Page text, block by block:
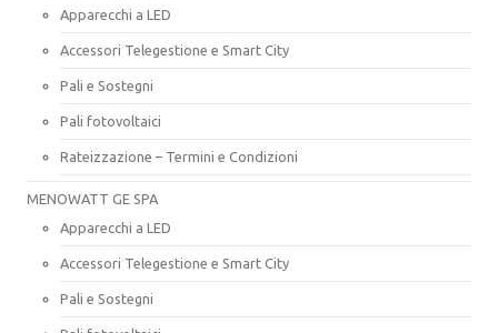
Apparecchi a LED
Accessori Telegestione e Smart City
Pali e Sostegni
Pali fotovoltaici
Rateizzazione – Termini e Condizioni
MENOWATT GE SPA
Apparecchi a LED
Accessori Telegestione e Smart City
Pali e Sostegni